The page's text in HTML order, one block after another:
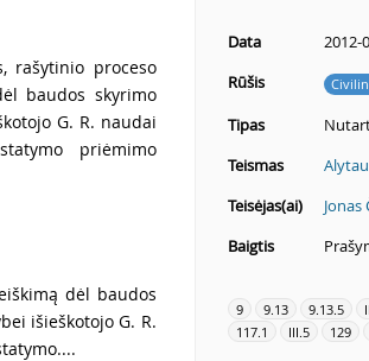
rašytinio proceso
baudos skyrimo
G. R. naudai
priėmimo
dėl baudos
išieškotojo G. R.
Data
2012-
Rūšis
Tipas
Teismas
Teisėjas(ai)
Jonas
Baigtis
9 9.13 9.13.5
117.1
III.5 129